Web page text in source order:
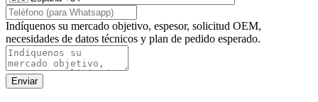
Indíquenos su mercado objetivo, espesor, solicitud OEM,
necesidades de datos técnicos y plan de pedido esperado.
Enviar